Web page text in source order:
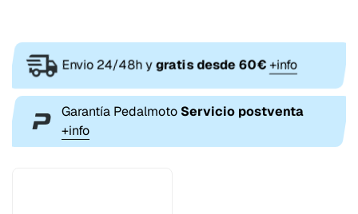
Envio 24/48h ygratis desde 60€+info
Garantía Pedalmoto Servicio postventa
+info